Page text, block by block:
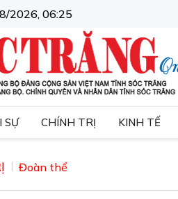
2026, 06:25
SỰ CHÍNH TRỊ KINH TẾ
Đoàn thể